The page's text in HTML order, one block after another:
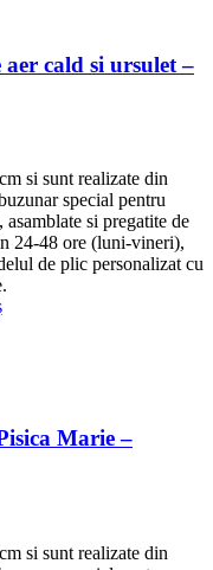
cald si ursulet –
si sunt realizate din
special pentru
si pregatite de
24-48 ore (luni-vineri),
de plic personalizat cu
Marie –
si sunt realizate din